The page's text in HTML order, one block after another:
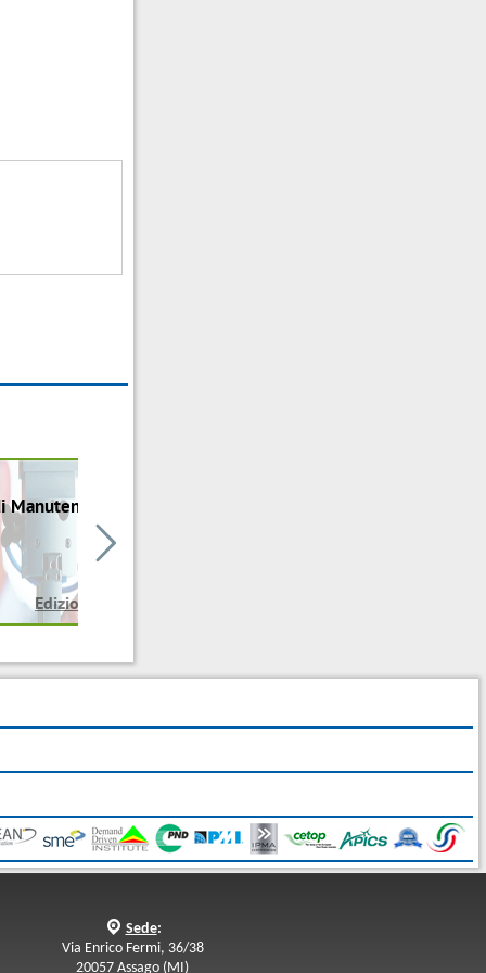
Edizione in corso

q Sede:
Via Enrico Fermi, 36/38
20057 Assago (MI)